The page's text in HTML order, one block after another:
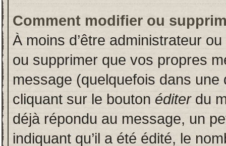
Comment modifier ou
À moins d’être administrateur
ou supprimer que vos propres
message (quelquefois dans
cliquant sur le bouton éditerdu
déjà répondu au message, un
indiquant qu’il a été édité, le